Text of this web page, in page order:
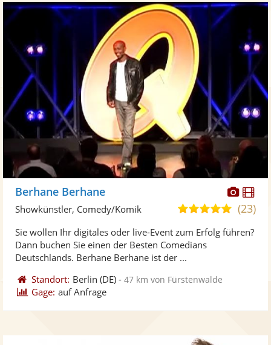
Fotos
Berhane Berhane
5,0
5
(23)
Showkünstler, Comedy/Komik
Sie wollen Ihr digitales oder live-Event zum Erfolg führen?
Dann buchen Sie einen der Besten Comedians
Deutschlands. Berhane Berhane ist der ...
Standort: Berlin (DE) -47 km von Fürstenwalde
Gage: auf Anfrage